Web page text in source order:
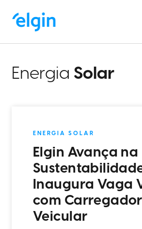
Energia Solar
ENERGIA SOLAR
Elgin Avança na
Inaugura Vaga
com Carregador
Veicular